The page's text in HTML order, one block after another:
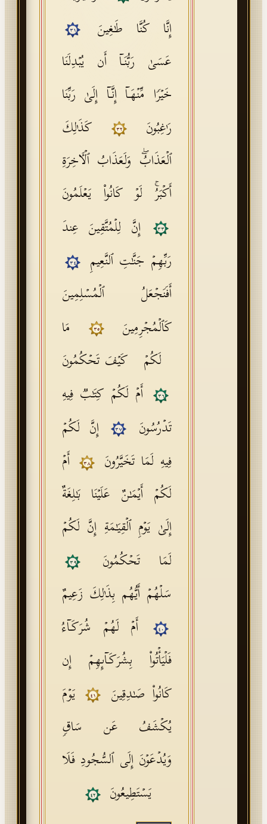
إِنَّا كُنَّا طَـٰغِینَ
٣١
عَسَىٰ رَبُّنَاۤ أَن یُبۡدِلَنَا
خَیۡرࣰا مِّنۡهَاۤ إِنَّاۤ إِلَىٰ رَبِّنَا
رَ ٰ⁠غِبُونَ
٣٢
كَذَ ٰ⁠لِكَ
ٱلۡعَذَابُۖ وَلَعَذَابُ ٱلۡـَٔاخِرَةِ
أَكۡبَرُۚ لَوۡ كَانُوا۟ یَعۡلَمُونَ
٣٣
إِنَّ لِلۡمُتَّقِینَ عِندَ
رَبِّهِمۡ جَنَّـٰتِ ٱلنَّعِیمِ
٣٤
أَفَنَجۡعَلُ ٱلۡمُسۡلِمِینَ
كَٱلۡمُجۡرِمِینَ
٣٥
مَا
لَكُمۡ كَیۡفَ تَحۡكُمُونَ
٣٦
أَمۡ لَكُمۡ كِتَـٰبࣱ فِیهِ
تَدۡرُسُونَ
٣٧
إِنَّ لَكُمۡ
فِیهِ لَمَا تَخَیَّرُونَ
٣٨
أَمۡ
لَكُمۡ أَیۡمَـٰنٌ عَلَیۡنَا بَـٰلِغَةٌ
إِلَىٰ یَوۡمِ ٱلۡقِیَـٰمَةِ إِنَّ لَكُمۡ
لَمَا تَحۡكُمُونَ
٣٩
سَلۡهُمۡ أَیُّهُم بِذَ ٰ⁠لِكَ زَعِیمٌ
٤٠
أَمۡ لَهُمۡ شُرَكَاۤءُ
فَلۡیَأۡتُوا۟ بِشُرَكَاۤىِٕهِمۡ إِن
كَانُوا۟ صَـٰدِقِینَ
٤١
یَوۡمَ
یُكۡشَفُ عَن سَاقࣲ
وَیُدۡعَوۡنَ إِلَى ٱلسُّجُودِ فَلَا
یَسۡتَطِیعُونَ
٤٢